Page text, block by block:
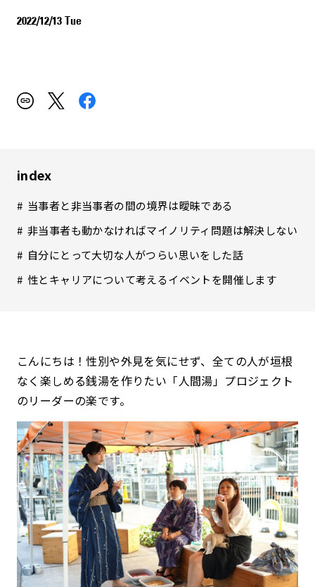
2022/12/13 Tue
index
当事者と非当事者の間の境界は曖昧である
非当事者も動かなければマイノリティ問題は解決しない
自分にとって大切な人がつらい思いをした話
性とキャリアについて考えるイベントを開催します
こんにちは！性別や外見を気にせず、全ての人が垣根
なく楽しめる銭湯を作りたい「人間湯」プロジェクト
のリーダーの楽です。